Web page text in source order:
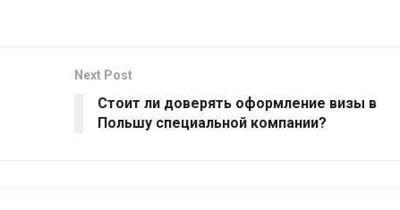
Next Post
Стоит ли доверять оформление визы в
Польшу специальной компании?